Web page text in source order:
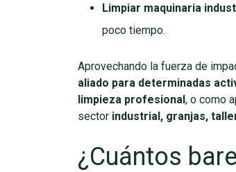
Limpiar maquinaria
poco tiempo.
Aprovechando la fuerza de
aliado para determinadas
limpieza profesional, o como
sector industrial, granjas,
¿Cuántos